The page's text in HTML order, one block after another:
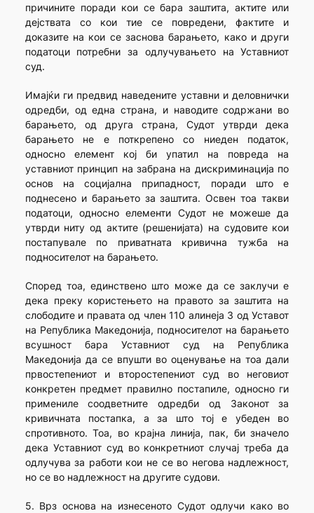
причините поради кои се бара заштита, актите или
дејствата со кои тие се повредени, фактите и
доказите на кои се заснова барањето, како и други
податоци потребни за одлучувањето на Уставниот
суд.
Имајќи ги предвид наведените уставни и деловнички
одредби, од една страна, и наводите содржани во
барањето, од друга страна, Судот утврди дека
барањето не е поткрепено со ниеден податок,
односно елемент кој би упатил на повреда на
уставниот принцип на забрана на дискриминација по
основ на социјална припадност, поради што е
поднесено и барањето за заштита. Освен тоа такви
податоци, односно елементи Судот не можеше да
утврди ниту од актите (решенијата) на судовите кои
постапувале по приватната кривична тужба на
подносителот на барањето.
Според тоа, единствено што може да се заклучи е
дека преку користењето на правото за заштита на
слободите и правата од член 110 алинеја 3 од Уставот
на Република Македонија, подносителот на барањето
всушност бара Уставниот суд на Република
Македонија да се впушти во оценување на тоа дали
првостепениот и второстепениот суд во неговиот
конкретен предмет правилно постапиле, односно ги
примениле соодветните одредби од Законот за
кривичната постапка, а за што тој е убеден во
спротивното. Тоа, во крајна линија, пак, би значело
дека Уставниот суд во конкретниот случај треба да
одлучува за работи кои не се во негова надлежност,
но се во надлежност на другите судови.
5. Врз основа на изнесеното Судот одлучи како во